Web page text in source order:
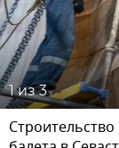
1из 3